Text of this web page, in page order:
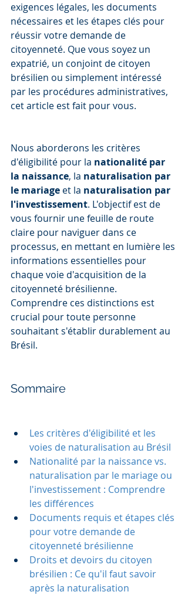
exigences légales, les documents
nécessaires et les étapes clés pour
réussir votre demande de
citoyenneté. Que vous soyez un
expatrié, un conjoint de citoyen
brésilien ou simplement intéressé
par les procédures administratives,
cet article est fait pour vous.
Nous aborderons les critères
d'éligibilité pour la nationalité par
la naissance, la naturalisation par
le mariage et la naturalisation par
l'investissement. L'objectif est de
vous fournir une feuille de route
claire pour naviguer dans ce
processus, en mettant en lumière les
informations essentielles pour
chaque voie d'acquisition de la
citoyenneté brésilienne.
Comprendre ces distinctions est
crucial pour toute personne
souhaitant s'établir durablement au
Brésil.
Sommaire
Les critères d'éligibilité et les
voies de naturalisation au Brésil
Nationalité par la naissance vs.
naturalisation par le mariage ou
l'investissement : Comprendre
les différences
Documents requis et étapes clés
pour votre demande de
citoyenneté brésilienne
Droits et devoirs du citoyen
brésilien : Ce qu'il faut savoir
après la naturalisation